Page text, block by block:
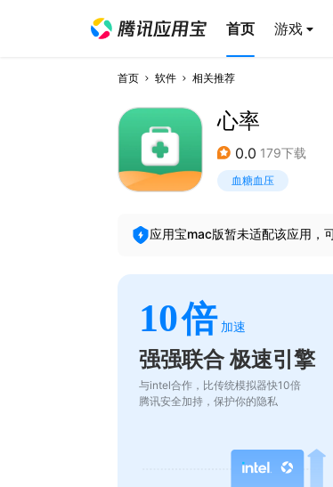
首页 游戏
首页 软件 相关推荐
心率
0.0 179下载
血糖血压
应用宝mac版暂未适配该应用，
10倍 加速
强强联合 极速引擎
与intel合作，比传统模拟器快10倍
腾讯安全加持，保护你的隐私